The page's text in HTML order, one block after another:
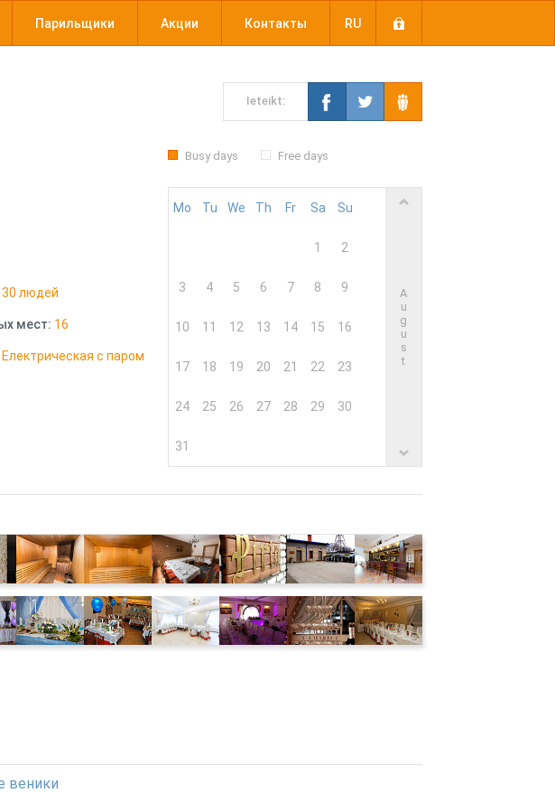
Парильщики Акции Контакты RU
Ieteikt:
30 людей
мест: 16
с паром
Busy days Free days
Mo Tu We Th Fr Sa Su
A
u
g
u
s
t
1 2
3 4 5 6 7 8 9
10 11 12 13 14 15 16
17 18 19 20 21 22 23
24 25 26 27 28 29 30
31
веники